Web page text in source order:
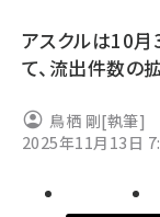
ecbeing
base
アスクルは10
て、流出件数の
鳥栖 剛[執筆]
2025年11月13日